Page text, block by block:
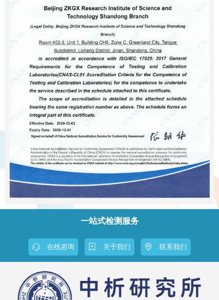
一站式检测服务
在线咨询 关于我们 联系我们